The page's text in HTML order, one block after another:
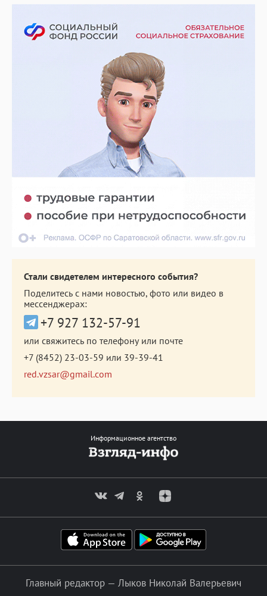
Стали свидетелем интересного события?
Поделитесь с нами новостью, фото или видео в
мессенджерах:
+7 927 132-57-91
или свяжитесь по телефону или почте
+7 (8452) 23-03-59 или 39-39-41
red.vzsar@gmail.com
Информационное агентство
Главный редактор — Лыков Николай Валерьевич